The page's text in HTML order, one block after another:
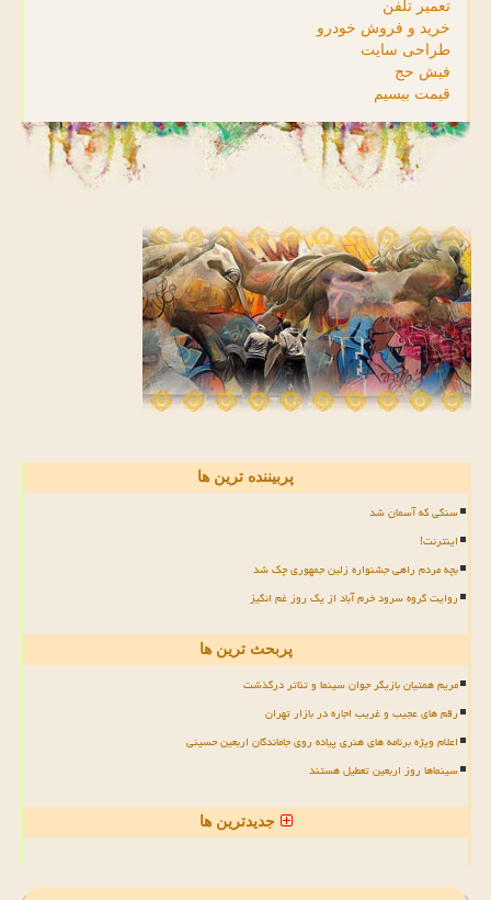
تعمیر تلفن
خرید و فروش خودرو
طراحی سایت
فیش حج
قیمت بیسیم
پربیننده ترین ها
سنگی که آسمان شد
اینترنت!
بچه مردم راهی جشنواره زلین جمهوری چک شد
روایت گروه سرود خرم آباد از یک روز غم انگیز
پربحث ترین ها
مریم همتیان بازیگر جوان سینما و تئاتر درگذشت
رقم های عجیب و غریب اجاره در بازار تهران
اعلام ویژه برنامه های هنری پیاده روی جاماندگان اربعین حسینی
سینماها روز اربعین تعطیل هستند
جدیدترین ها